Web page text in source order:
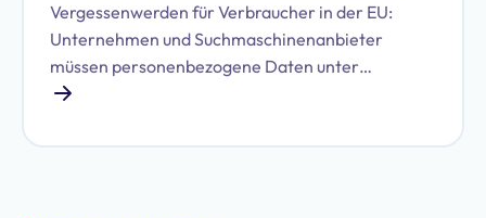
Vergessenwerden für Verbraucher in der EU:
Unternehmen und Suchmaschinenanbieter
müssen personenbezogene Daten unter
bestimmten Voraussetzungen löschen. Erfahren
nachkommen.